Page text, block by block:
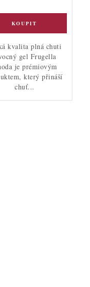
kvalita plná chuti
gel Frugella
je prémiovým
který přináší
chuť...